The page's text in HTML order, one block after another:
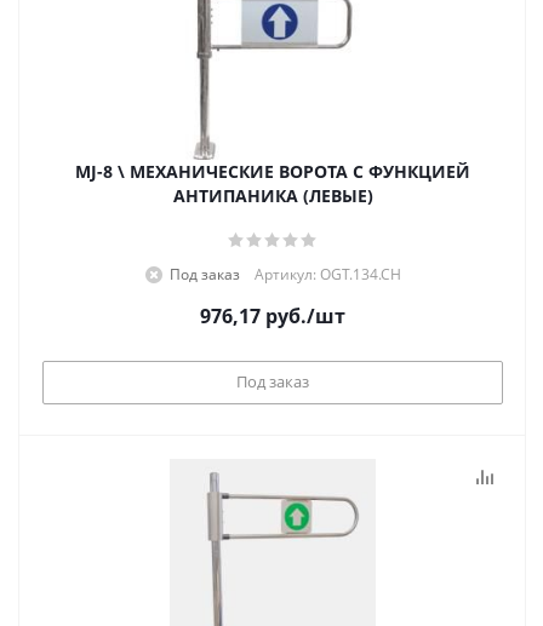
MJ-8 \ МЕХАНИЧЕСКИЕ ВОРОТА С ФУНКЦИЕЙ
АНТИПАНИКА (ЛЕВЫЕ)
Под заказ Артикул: OGT.134.CH
976,17 руб./шт
Под заказ